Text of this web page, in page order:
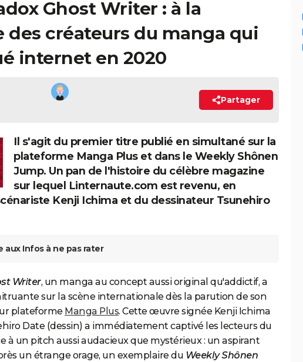
Ghost Writer : à la
des créateurs du manga qui
internet en 2020
Partager
Il s'agit du premier titre publié en simultané sur la
plateforme Manga Plus et dans le Weekly Shônen
Jump. Un pan de l'histoire du célèbre magazine
sur lequel Linternaute.com est revenu, en
Kenji Ichima et du dessinateur Tsunehiro
aux Infos à ne pas rater
Writer, un manga au concept aussi original qu'addictif, a
sur la scène internationale dès la parution de son
plateforme Manga Plus. Cette œuvre signée Kenji Ichima
Date (dessin) a immédiatement captivé les lecteurs du
à un pitch aussi audacieux que mystérieux : un aspirant
un étrange orage, un exemplaire du Weekly Shônen